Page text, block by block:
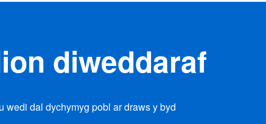
diweddaraf
wedi dal dychymyg pobl ar draws y byd